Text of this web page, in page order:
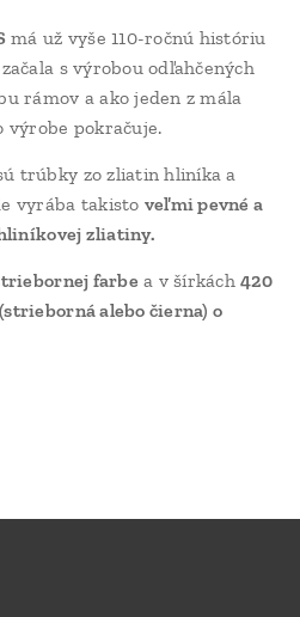
má už vyše 110-ročnú históriu
s výrobou odľahčených
rámov a ako jeden z mála
výrobe pokračuje.
trúbky zo zliatin hliníka a
vyrába takisto veľmi pevné a
zliatiny.
farbe a v šírkách420
alebo čierna) o